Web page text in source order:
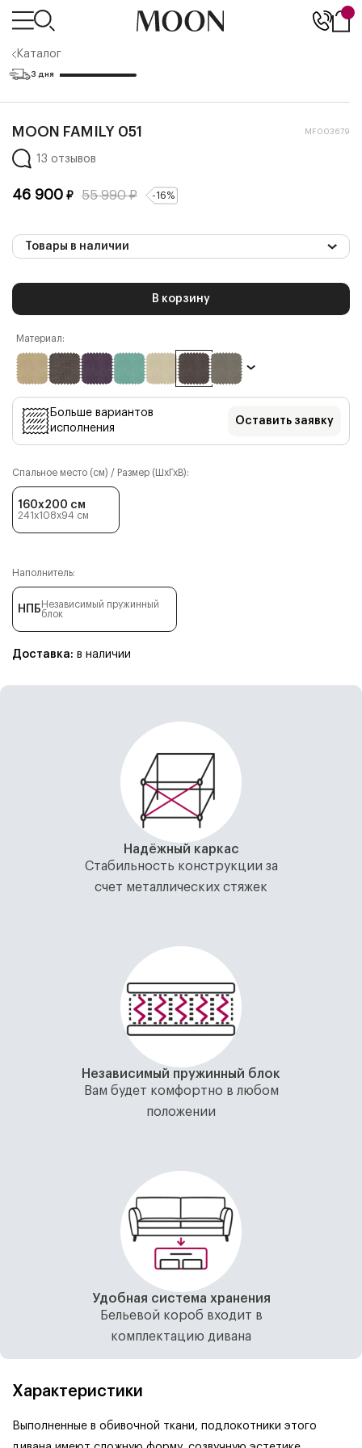
Каталог
3 дня
MOON FAMILY 051 MF003679
13 отзывов
46 900 ₽ 55 990₽ -16%
Товары в наличии
В корзину
Материал:
Больше вариантов
исполнения
Оставить заявку
Спальное место (см) / Размер (ШхГхВ):
160x200 см
241x108x94 см
Наполнитель:
НПБ Независимый пружинный
блок
Доставка: в наличии
Надёжный каркас
Стабильность конструкции за
счет металлических стяжек
Независимый пружинный блок
Вам будет комфортно в любом
положении
Удобная система хранения
Бельевой короб входит в
комплектацию дивана
Характеристики
Выполненные в обивочной ткани, подлокотники этого